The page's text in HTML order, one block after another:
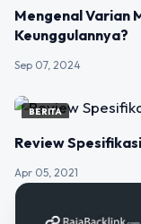
Mengenal Varian
Keunggulannya?
Sep 07, 2024
BERITA
Review
Apr 05, 2021